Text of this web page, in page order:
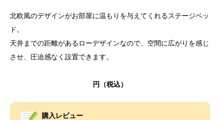
北欧風のデザインがお部屋に温もりを与えてくれるステージベッ
ド。
天井までの距離があるローデザインなので、空間に広がりを感じ
させ、圧迫感なく設置できます。
購入レビュー